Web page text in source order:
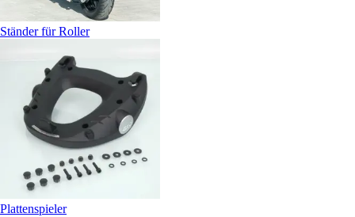
Ständer für Roller
Plattenspieler